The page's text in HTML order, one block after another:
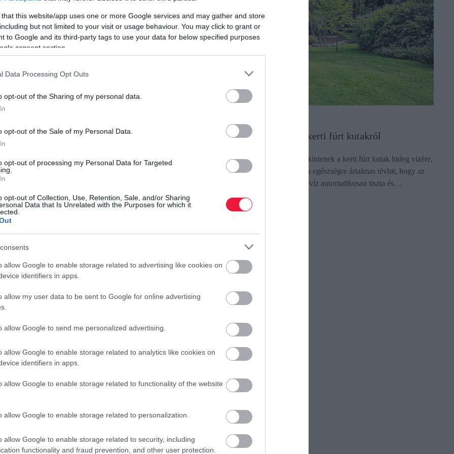
that this website/app uses one or more Google services and may gather and store
but not limited to your visit or usage behaviour. You may click to grant or
to Google and its third-party tags to use your data for below specified purposes
consent section.
Data Processing Opt Outs
opt-out of the Sharing of my personal data.
opt-out of the Sale of my Personal Data.
opt-out of processing my Personal Data for Targeted
opt-out of Collection, Use, Retention, Sale, and/or Sharing
Data that Is Unrelated with the Purposes for which it
allow Google to enable storage related to advertising like cookies on
identifiers in apps.
allow my user data to be sent to Google for online advertising
allow Google to send me personalized advertising.
allow Google to enable storage related to analytics like cookies on
identifiers in apps.
allow Google to enable storage related to functionality of the website
allow Google to enable storage related to personalization.
allow Google to enable storage related to security, including
functionality and fraud prevention, and other user protection.
a közösségi médiában, hogy
turisták. A látogatók gyakran egy fotó
zavarják meg az állataikat. Előfordult,
vegyék a reakcióikat. A rémült marhák
próbálnak a jószágokon.
is, hogy a legelőkön lévő itatókból lecsapolják a vizet,
van olyan gazda, akinek 25 állata nem jutott vízhez a
az Oberstdorf melletti Kornau egyik legelőjén,
folyt, nagyjából 6 millió liter víz ömlött ki, az érintett
fizetnie. A rendőrségnek nem sikerült azonosítania az
a gazdálkodók. A Magyar Mezőgazdaság
szelepeket, vagy eltávolították a csapokat. Azonban
utcáin a szelfizők miatt gyalogos dugók alakultak
fizetnie annak a turistának, aki álldogál és szelfizik.
tilos üldögélni a Spanyol lépcsőn, Firenzében és
sem
néhány település. Ezt bizonyítja, hogy a 14 ezer fős
nyaranta, amikor háromszorosára nő a lakosságszámuk
új rendeletet fogadott el a napokban. Az
Veszélyes tévhitek a kerti fúrt kutakról
Bár sokan szomjoltóként tekintenek a kerti fúrt kutak hideg vizére,
a szakértők szerint súlyos és egészségre ártalmas tévhit, hogy az
ilyen forrásokból származó víz automatikusan tiszta és…